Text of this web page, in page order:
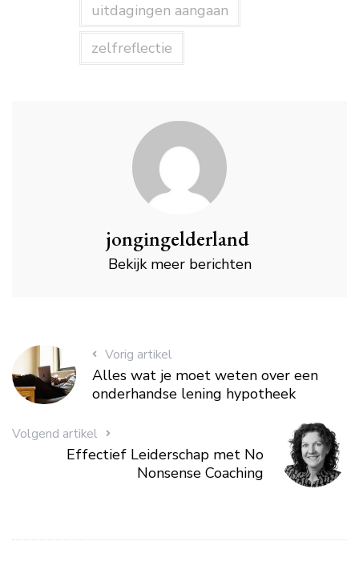
uitdagingen aangaan
zelfreflectie
jongingelderland
Bekijk meer berichten
Vorig artikel
Alles wat je moet weten over een
onderhandse lening hypotheek
Volgend artikel
Effectief Leiderschap met No
Nonsense Coaching